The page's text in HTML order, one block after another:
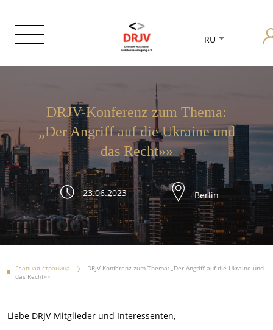
RU
DRJV-Konferenz zum Thema:
„Der Angriff auf die Ukraine und
das Recht»»
23.06.2023 Berlin
Главная страница
DRJV-Konferenz zum Thema: „Der Angriff auf die Ukraine und
das Recht»»
Liebe DRJV-Mitglieder und Interessenten,